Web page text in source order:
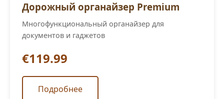
Дорожный органайзер Premium
Многофункциональный органайзер для
документов и гаджетов
€119.99
Подробнее